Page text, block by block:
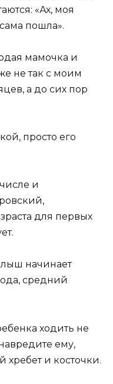
«Ах, моя
пошла».
мамочка и
не так с моим
а до сих пор
просто его
и
для первых
начинает
средний
ходить не
ему,
и косточки.